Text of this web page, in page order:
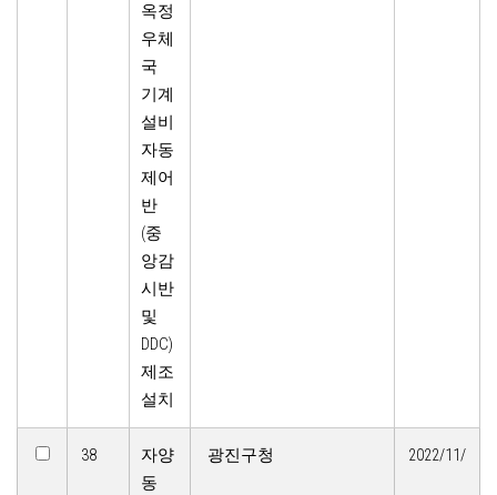
옥정
우체
국
기계
설비
자동
제어
반
(중
앙감
시반
및
DDC)
제조
설치
38
자양
동
광진구청 2022/11/